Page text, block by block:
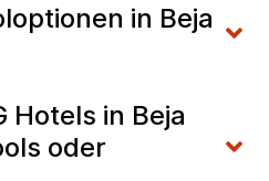
in Beja
Hotels in Beja
oder